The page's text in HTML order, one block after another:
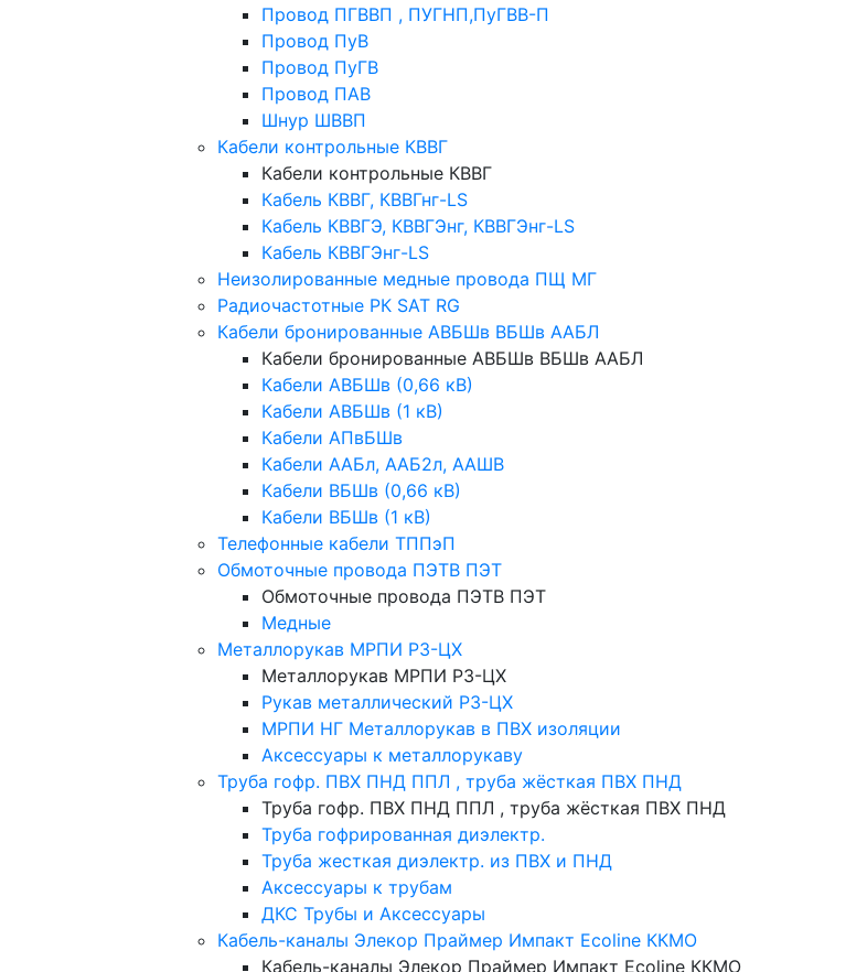
Провод ПГВВП , ПУГНП,ПуГВВ-П
Провод ПуВ
Провод ПуГВ
Провод ПАВ
Шнур ШВВП
Кабели контрольные КВВГ
Кабели контрольные КВВГ
Кабель КВВГ, КВВГнг-LS
Кабель КВВГЭ, КВВГЭнг, КВВГЭнг-LS
Кабель КВВГЭнг-LS
Неизолированные медные провода ПЩ МГ
Радиочастотные РК SAT RG
Кабели бронированные АВБШв ВБШв ААБЛ
Кабели бронированные АВБШв ВБШв ААБЛ
Кабели АВБШв (0,66 кВ)
Кабели АВБШв (1 кВ)
Кабели АПвБШв
Кабели ААБл, ААБ2л, ААШВ
Кабели ВБШв (0,66 кВ)
Кабели ВБШв (1 кВ)
Телефонные кабели ТППэП
Обмоточные провода ПЭТВ ПЭТ
Обмоточные провода ПЭТВ ПЭТ
Медные
Металлорукав МРПИ РЗ-ЦХ
Металлорукав МРПИ РЗ-ЦХ
Рукав металлический Р3-ЦХ
МРПИ НГ Металлорукав в ПВХ изоляции
Аксессуары к металлорукаву
Труба гофр. ПВХ ПНД ППЛ , труба жёсткая ПВХ ПНД
Труба гофр. ПВХ ПНД ППЛ , труба жёсткая ПВХ ПНД
Труба гофрированная диэлектр.
Труба жесткая диэлектр. из ПВХ и ПНД
Аксессуары к трубам
ДКС Трубы и Аксессуары
Кабель-каналы Элекор Праймер Импакт Ecoline ККМО
Кабель-каналы Элекор Праймер Импакт Ecoline ККМО